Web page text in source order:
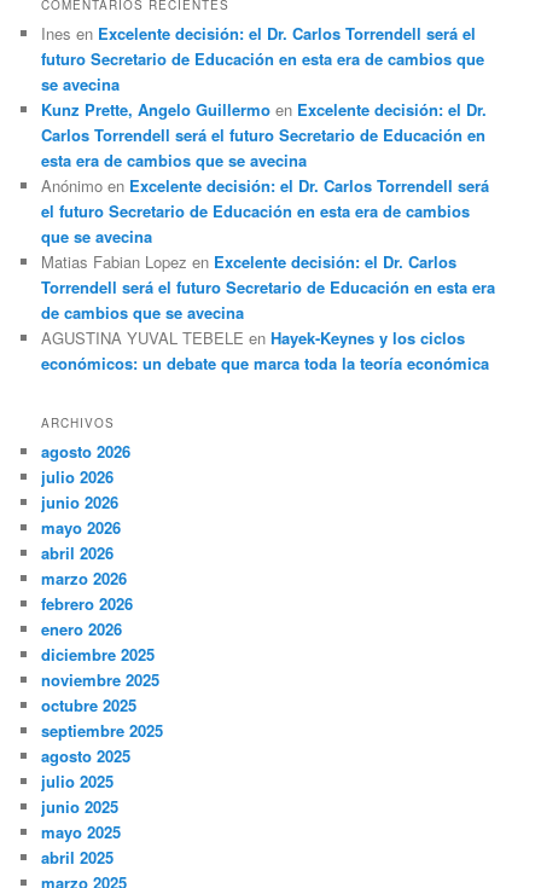
COMENTARIOS RECIENTES
Ines en Excelente decisión: el Dr. Carlos Torrendell será el
futuro Secretario de Educación en esta era de cambios que
se avecina
Kunz Prette, Angelo Guillermo en Excelente decisión: el Dr.
Carlos Torrendell será el futuro Secretario de Educación en
esta era de cambios que se avecina
Anónimo en Excelente decisión: el Dr. Carlos Torrendell será
el futuro Secretario de Educación en esta era de cambios
que se avecina
Matias Fabian Lopez en Excelente decisión: el Dr. Carlos
Torrendell será el futuro Secretario de Educación en esta era
de cambios que se avecina
AGUSTINA YUVAL TEBELE enHayek-Keynes y los ciclos
económicos: un debate que marca toda la teoría económica
ARCHIVOS
agosto 2026
julio 2026
junio 2026
mayo 2026
abril 2026
marzo 2026
febrero 2026
enero 2026
diciembre 2025
noviembre 2025
octubre 2025
septiembre 2025
agosto 2025
julio 2025
junio 2025
mayo 2025
abril 2025
marzo 2025